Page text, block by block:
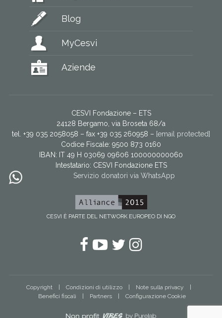
Blog
MyCesvi
Aziende
CESVI Fondazione – ETS
24128 Bergamo, via Broseta 68/a
tel. +39 035 2058058 – fax +39 035 260958 – [email protected]
Codice Fiscale: 9500 873 0160
IBAN: IT 49 H 03069 09606 100000000060
Intestatario: CESVI Fondazione ETS
Servizio donatori via WhatsApp
CESVI È PARTE DEL NETWORK EUROPEO DI NGO
Facebook
YouTube
Twitter
Instagram
Copyright Condizioni di utilizzo
Note sulla privacy
Benefici fiscali
Partners Configurazione Cookie